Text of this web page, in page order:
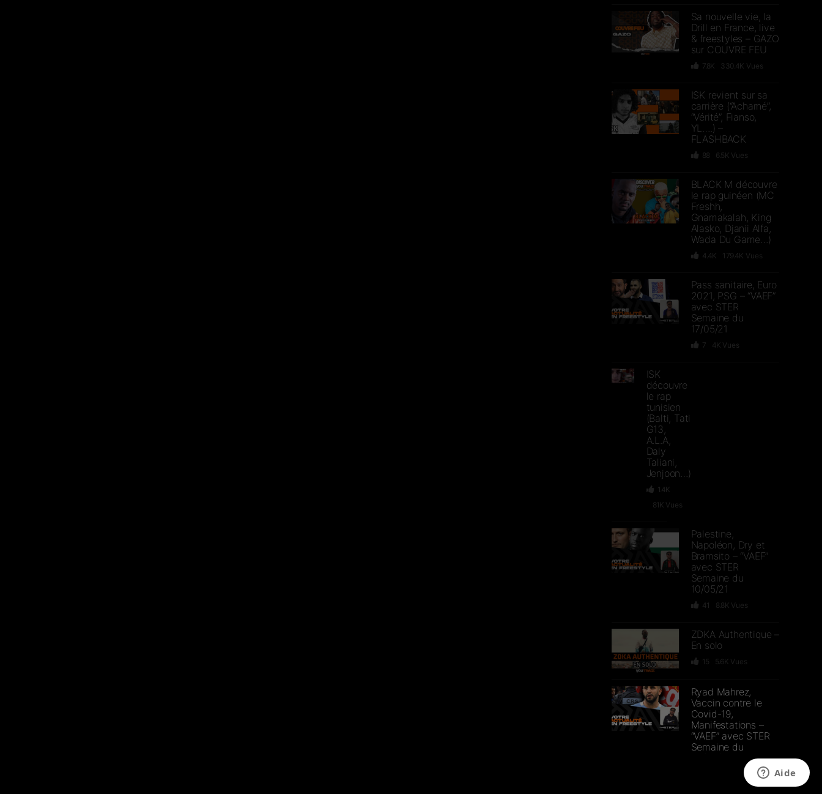
Sa nouvelle vie, la
Drill en France, live
& freestyles – GAZO
sur COUVRE FEU
7.8K 330.4K Vues
ISK revient sur sa
carrière (“Acharné”,
“Vérité”, Fianso,
YL….) –
FLASHBACK
88 6.5KVues
BLACK M découvre
le rap guinéen (MC
Freshh,
Gnamakalah, King
Alasko, Djanii Alfa,
Wada Du Game…)
4.4K 179.4K Vues
Pass sanitaire, Euro
2021, PSG – “VAEF”
avec STER
Semaine du
17/05/21
7 4K Vues
ISK
découvre
le rap
tunisien
(Balti, Tati
G13,
A.L.A,
Daly
Taliani,
Jenjoon…)
1.4K
81K Vues
Palestine,
Napoléon, Dry et
Bramsito – “VAEF”
avec STER
Semaine du
10/05/21
41 8.8KVues
ZDKA Authentique –
En solo
15 5.6KVues
Ryad Mahrez,
Vaccin contre le
Covid-19,
Manifestations –
“VAEF” avec STER
Semaine du
Vues